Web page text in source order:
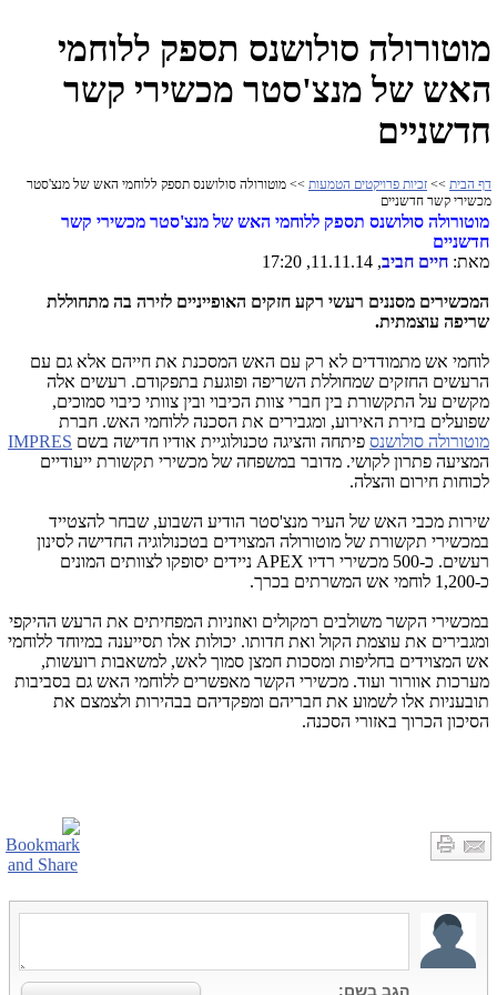
מוטורולה סולושנס תספק ללוחמי
האש של מנצ'סטר מכשירי קשר
חדשניים
דף הבית >> זכיות פרויקטים הטמעות >> מוטורולה סולושנס תספק ללוחמי האש של מנצ'סטר
מכשירי קשר חדשניים
מוטורולה סולושנס תספק ללוחמי האש של מנצ'סטר מכשירי קשר
חדשניים
מאת: חיים חביב, 11.11.14, 17:20
המכשירים מסננים רעשי רקע חזקים האופייניים לזירה בה מתחוללת
שריפה עוצמתית.
לוחמי אש מתמודדים לא רק עם האש המסכנת את חייהם אלא גם עם
הרעשים החזקים שמחוללת השריפה ופוגעת בתפקודם. רעשים אלה
מקשים על התקשורת בין חברי צוות הכיבוי ובין צוותי כיבוי סמוכים,
שפועלים בזירת האירוע, ומגבירים את הסכנה ללוחמי האש. חברת
מוטורולה סולושנס פיתחה והציגה טכנולוגיית אודיו חדישה בשם IMPRES
המציעה פתרון לקושי. מדובר במשפחה של מכשירי תקשורת ייעודיים
לכוחות חירום והצלה.
שירות מכבי האש של העיר מנצ'סטר הודיע השבוע, שבחר להצטייד
במכשירי תקשורת של מוטורולה המצוידים בטכנולוגיה החדישה לסינון
רעשים. כ-500 מכשירי רדיו
APEX ניידים יסופקו לצוותים המונים
כ-1,200 לוחמי אש המשרתים בכרך.
במכשירי הקשר משולבים רמקולים ואוזניות המפחיתים את הרעש ההיקפי
ומגבירים את עוצמת הקול ואת חדותו. יכולות אלו תסייענה במיוחד ללוחמי
אש המצוידים בחליפות ומסכות חמצן סמוך לאש, למשאבות רועשות,
מערכות אוורור ועוד. מכשירי הקשר מאפשרים ללוחמי האש גם בסביבות
תובעניות אלו לשמוע את חבריהם ומפקדיהם בבהירות ולצמצם את
הסיכון הכרוך באזורי הסכנה.